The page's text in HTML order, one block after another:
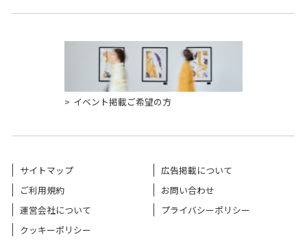
イベント掲載ご希望の方
サイトマップ
広告掲載について
ご利用規約
お問い合わせ
運営会社について
プライバシーポリシー
クッキーポリシー